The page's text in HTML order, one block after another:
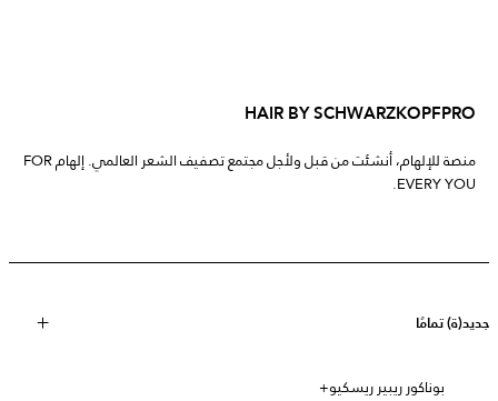
HAIR BY SCHWARZKOPFPRO
منصة للإلهام، أنشئت من قبل ولأجل مجتمع تصفيف الشعر العالمي. إلهام FOR
EVERY YOU.
جديد(ة) تمامًا
بوناكور ريبير ريسكيو+